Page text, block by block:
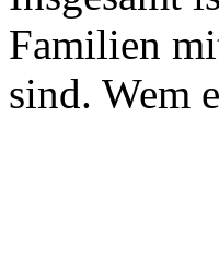
Familien
sind. Wem